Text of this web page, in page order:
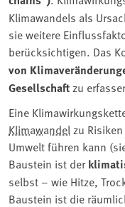
Klimawandels als
sie weitere
berücksichtigen. Das
von
Gesellschaft zu
Eine
Klimawandel zu
Umwelt führen kann
Baustein ist der
selbst – wie Hitze,
Baustein ist die